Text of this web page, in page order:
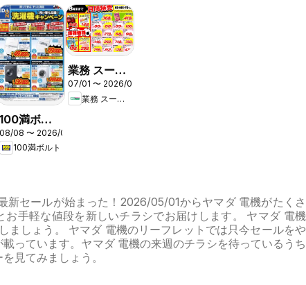
31
100満ボル
ト - 洗濯機
キャンペー
08/08 〜 2026/08/16
100満ボルト
業務 スーパ
ー 南関東
07/01 〜 2026/08/31
業務 スーパー
新セールが始まった！2026/05/01からヤマダ 電機がたくさ
お手軽な値段を新しいチラシでお届けします。 ヤマダ 電機
ましょう。 ヤマダ 電機のリーフレットでは只今セールをや
っています。ヤマダ 電機の来週のチラシを待っているうち
見てみましょう。